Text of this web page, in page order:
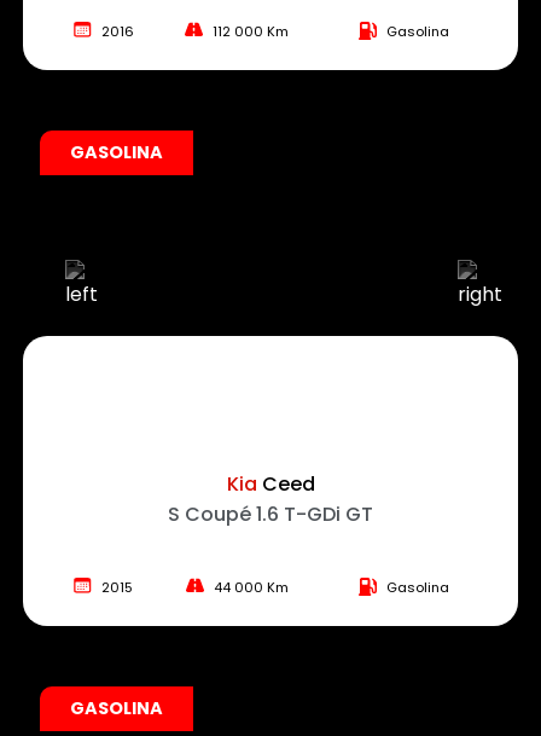
2016 112 000 Km Gasolina
Kia Ceed
S Coupé 1.6 T-GDi GT
2015 44 000 Km Gasolina
GASOLINA
GASOLINA